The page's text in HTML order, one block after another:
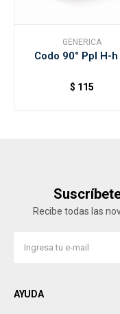
GENERICA
Codo 90° Ppl H-h
$ 115
Recibe todas las
AYUDA